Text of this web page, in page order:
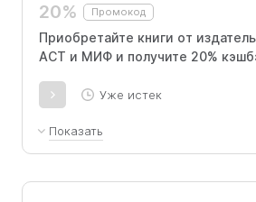
20% Промокод
Приобретайте книги от
АСТ и МИФ и получите 20%
Уже истек
Показать
переплете, товаров из